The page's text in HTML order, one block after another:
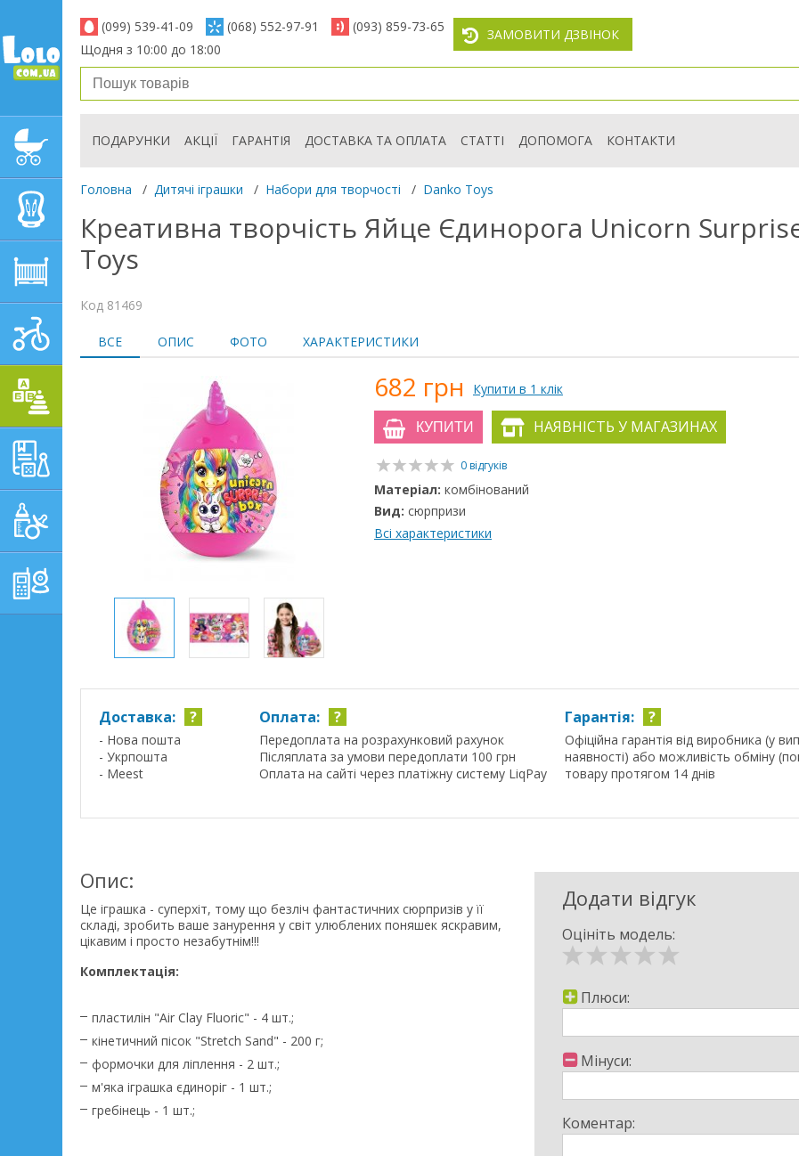
ДИТЯЧІ КОЛЯСКИ
ДИТЯЧІ МЕБЛІ
ТРАНСПОРТ
РОЗВИВАЮЧІ ТОВАРИ
ГІГІЄНА, ДОГЛЯД І
(099) 539-41-09 (068) 552-97-91
(093) 859-73-65
Щодня з 10:00 до 18:00
ЗАМОВИТИ ДЗВІНОК
ПОДАРУНКИ АКЦІЇ ГАРАНТІЯ ДОСТАВКА ТА ОПЛАТА СТАТТІ ДОПОМОГА КОНТАКТИ
Головна / Дитячі іграшки / Набори для творчості / Danko Toys
Креативна творчість Яйце Єдинорога Unicorn
Toys
Код 81469
ВСЕ ОПИС ФОТО ХАРАКТЕРИСТИКИ
682 грн Купити в 1 клік
КУПИТИ НАЯВНІСТЬ У МАГАЗИНАХ
0 відгуків
Матеріал: комбінований
Вид: сюрпризи
Всі характеристики
Доставка: ?
- Нова пошта
- Укрпошта
- Meest
Оплата: ?
Передоплата на розрахунковий рахунок
Післяплата за умови передоплати 100 грн
Оплата на сайті через платіжну систему LiqPay
Гарантія: ?
Офіційна гарантія від виробника (у
наявності) або можливість обміну
товару протягом 14 днів
Опис:
Це іграшка - суперхіт, тому що безліч фантастичних сюрпризів у її
складі, зробить ваше занурення у світ улюблених поняшек яскравим,
цікавим і просто незабутнім!!!
Комплектація:
пластилін "Air Clay Fluoric" - 4 шт.;
кінетичний пісок "Stretch Sand" - 200 г;
формочки для ліплення - 2 шт.;
м'яка іграшка єдиноріг - 1 шт.;
гребінець - 1 шт.;
Додати відгук
Оцініть модель:
Плюси:
Мінуси:
Коментар: